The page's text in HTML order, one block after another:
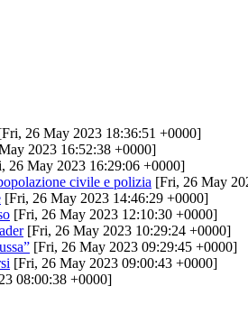
26 May 2023 18:36:51 +0000]
2023 16:52:38 +0000]
26 May 2023 16:29:06 +0000]
civile e polizia [Fri, 26 May
[Fri, 26 May 2023 14:46:29 +0000]
[Fri, 26 May 2023 12:10:30 +0000]
[Fri, 26 May 2023 10:29:24 +0000]
[Fri, 26 May 2023 09:29:45 +0000]
[Fri, 26 May 2023 09:00:43 +0000]
08:00:38 +0000]